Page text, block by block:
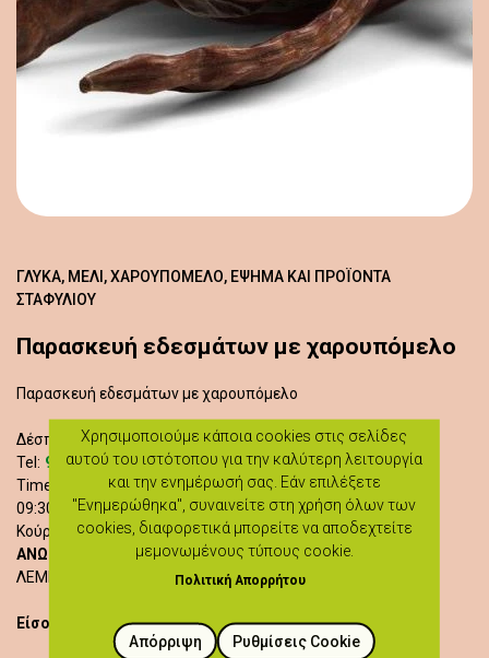
ΓΛΥΚΆ, ΜΈΛΙ, ΧΑΡΟΥΠΌΜΕΛΟ, ΈΨΗΜΑ ΚΑΙ ΠΡΟΪΌΝΤΑ
ΣΤΑΦΥΛΙΟΎ
Παρασκευή εδεσμάτων με χαρουπόμελο
Παρασκευή εδεσμάτων με χαρουπόμελο
Δέσποινα Γεωργίου
Tel: 99765078
Time of Activities:
09:30 - 11:30
Κούρτελου 6
ΑΝΩΓΥΡΑ
ΛΕΜΕΣΟΣ
Είσοδος δωρεάν
Χρησιμοποιούμε κάποια cookies στις σελίδες
αυτού του ιστότοπου για την καλύτερη λειτουργία
και την ενημέρωσή σας. Εάν επιλέξετε
"Ενημερώθηκα", συναινείτε στη χρήση όλων των
cookies, διαφορετικά μπορείτε να αποδεχτείτε
μεμονωμένους τύπους cookie.
Πολιτική Απορρήτου
Ρυθμίσεις Cookie
Απόρριψη